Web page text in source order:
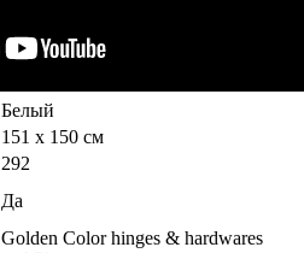
Белый
151 x 150 см
292
Да
Golden Color hinges & hardwares